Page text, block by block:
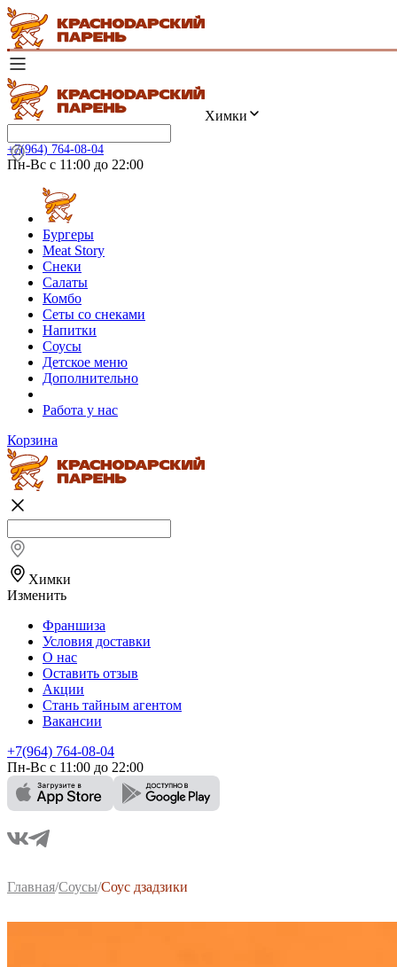
Химки
+7(964) 764-08-04
Пн-Вс с 11:00 до 22:00
Бургеры
Meat Story
Снеки
Салаты
Комбо
Сеты со снеками
Напитки
Соусы
Детское меню
Дополнительно
Работа у нас
Корзина
Химки
Изменить
Франшиза
Условия доставки
О нас
Оставить отзыв
Акции
Стань тайным агентом
Вакансии
+7(964) 764-08-04
Пн-Вс с 11:00 до 22:00
Главная/Соусы/Соус дзадзики